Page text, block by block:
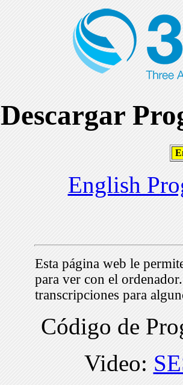
Descargar
English
Esta página web le
para ver con el
transcripciones para
Código de
Video: